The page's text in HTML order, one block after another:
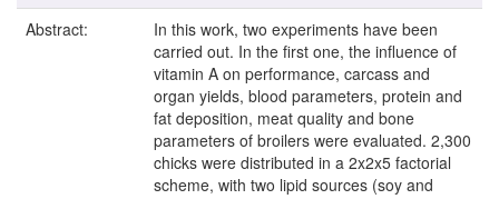
Abstract:
In this work, two experiments have been
carried out. In the first one, the influence of
vitamin A on performance, carcass and
organ yields, blood parameters, protein and
fat deposition, meat quality and bone
parameters of broilers were evaluated. 2,300
chicks were distributed in a 2x2x5 factorial
scheme, with two lipid sources (soy and